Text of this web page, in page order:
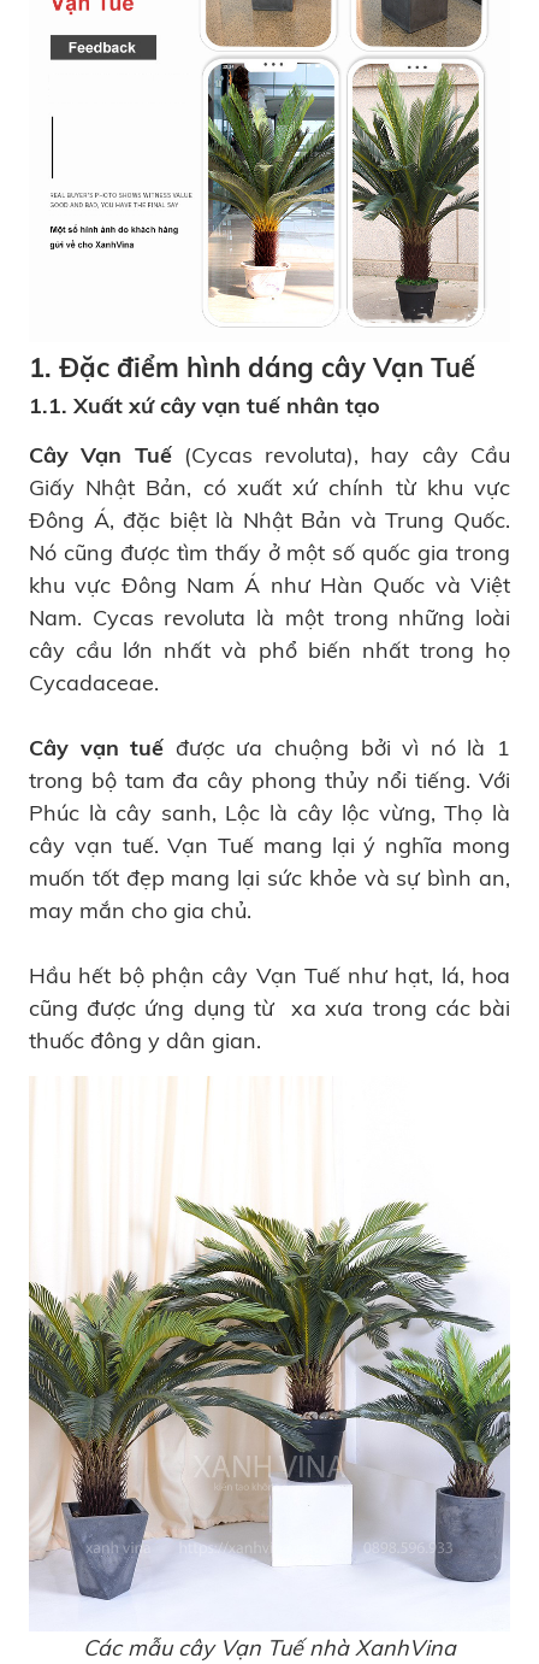
1. Đặc điểm hình dáng cây Vạn Tuế
1.1. Xuất xứ cây vạn tuế nhân tạo
Cây Vạn Tuế(Cycas revoluta), hay cây Cầu
Giấy Nhật Bản, có xuất xứ chính từ khu vực
Đông Á, đặc biệt là Nhật Bản và Trung Quốc.
Nó cũng được tìm thấy ở một số quốc gia trong
khu vực Đông Nam Á như Hàn Quốc và Việt
Nam. Cycas revoluta là một trong những loài
cây cầu lớn nhất và phổ biến nhất trong họ
Cycadaceae.
Cây vạn tuế được ưa chuộng bởi vì nó là 1
trong bộ tam đa cây phong thủy nổi tiếng. Với
Phúc là cây sanh, Lộc là cây lộc vừng, Thọ là
cây vạn tuế. Vạn Tuế mang lại ý nghĩa mong
muốn tốt đẹp mang lại sức khỏe và sự bình an,
may mắn cho gia chủ.
Hầu hết bộ phận cây Vạn Tuế như hạt, lá, hoa
cũng được ứng dụng từ xa xưa trong các bài
thuốc đông y dân gian.
Các mẫu cây Vạn Tuế nhà XanhVina